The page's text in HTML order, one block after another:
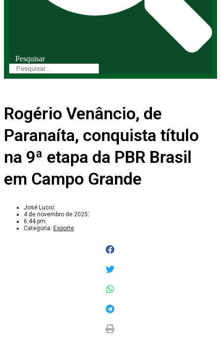
Pesquisar
Rogério Venâncio, de
Paranaíta, conquista título
na 9ª etapa da PBR Brasil
em Campo Grande
José Lucio
4 de novembro de 2025
6:44 pm
Categoria: Esporte